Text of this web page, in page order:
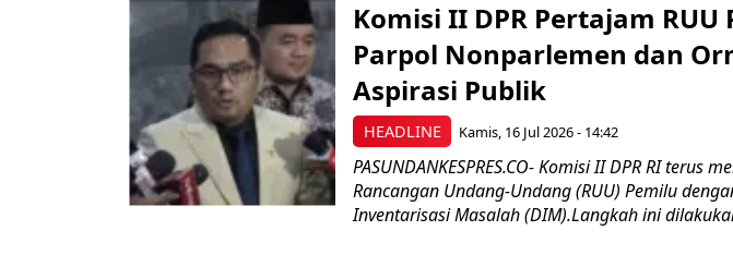
HEADLINE
Komisi II DPR Pertajam RUU
Parpol Nonparlemen dan
Aspirasi Publik
Kamis, 16 Jul 2026 - 14:42
PASUNDANKESPRES.CO- Komisi II DPR RI terus
Rancangan Undang-Undang (RUU) Pemilu
Inventarisasi Masalah (DIM).Langkah ini